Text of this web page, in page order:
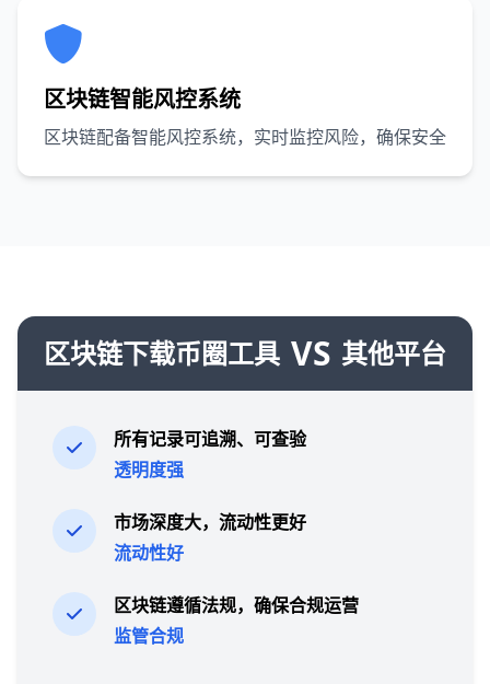
区块链智能风控系统
区块链配备智能风控系统，实时监控风险，确保安全
区块链下载币圈工具 VS 其他平台
所有记录可追溯、可查验
透明度强
市场深度大，流动性更好
流动性好
区块链遵循法规，确保合规运营
监管合规